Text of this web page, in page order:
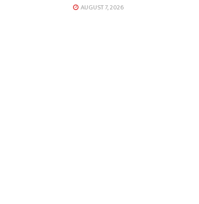
AUGUST 7, 2026